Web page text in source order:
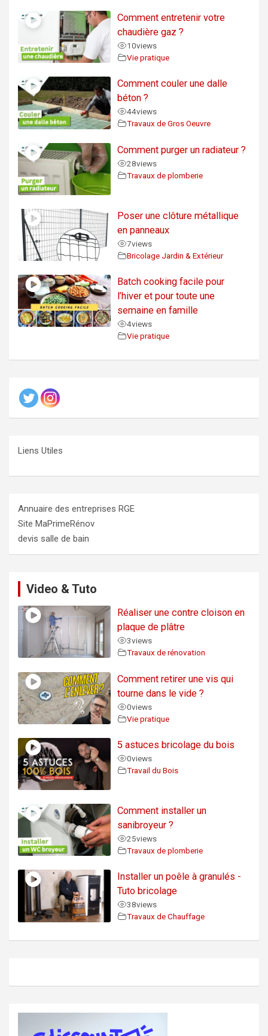
Comment entretenir votre
chaudière gaz ?
10views
Vie pratique
Comment couler une dalle
béton ?
44views
Travaux de Gros Oeuvre
Comment purger un radiateur ?
28views
Travaux de plomberie
Poser une clôture métallique
en panneaux
7views
Bricolage Jardin & Extérieur
Batch cooking facile pour
l’hiver et pour toute une
semaine en famille
4views
Vie pratique
Liens Utiles
Annuaire des entreprises RGE
Site MaPrimeRénov
devis salle de bain
Video & Tuto
Réaliser une contre cloison en
plaque de plâtre
3views
Travaux de rénovation
Comment retirer une vis qui
tourne dans le vide ?
0views
Vie pratique
5 astuces bricolage du bois
0views
Travail du Bois
Comment installer un
sanibroyeur ?
25views
Travaux de plomberie
Installer un poêle à granulés -
Tuto bricolage
38views
Travaux de Chauffage